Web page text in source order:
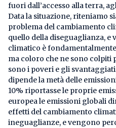
fuori dall’accesso alla terra,
Data la situazione, riteniamo
problema del cambiamento
quello della diseguaglianza, e
climatico è
ma coloro che ne sono colpiti
sono i poveri e gli
dipende la metà delle
10% riportasse le proprie
europea le emissioni globali
effetti del cambiamento
ineguaglianze, e vengono